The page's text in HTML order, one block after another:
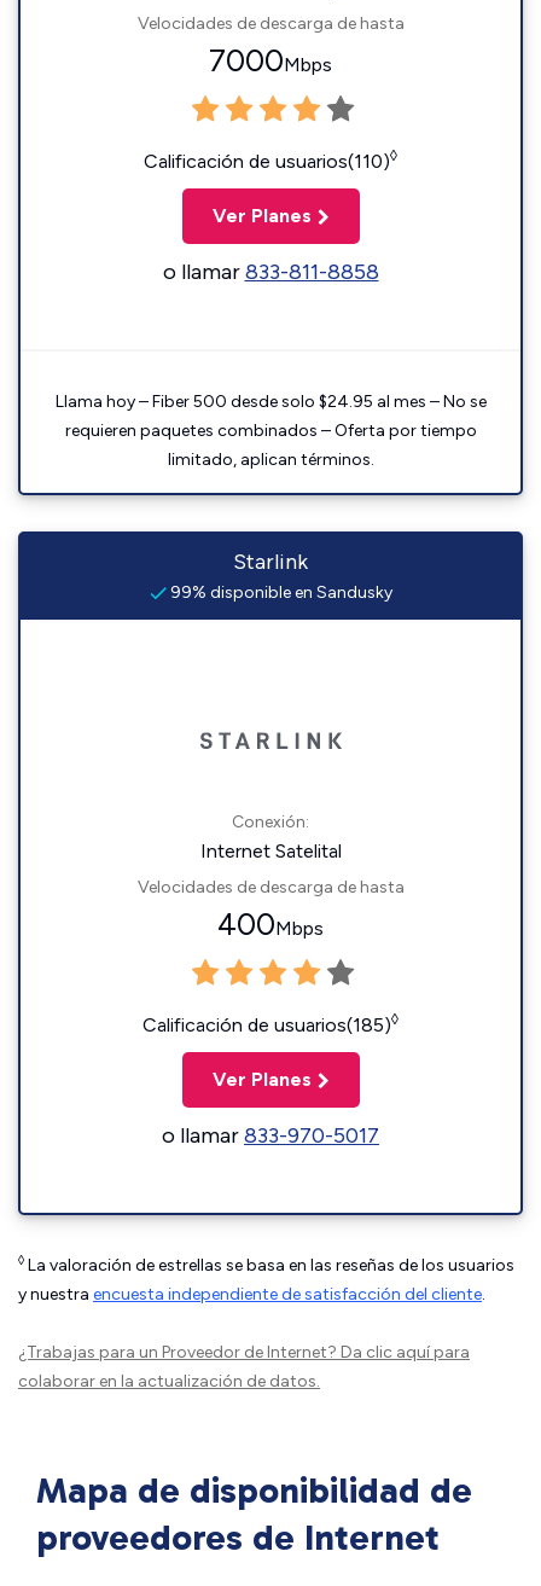
Velocidades de descarga de hasta
7000Mbps
Calificación de usuarios(110)◊
Ver Planes
o llamar833-811-8858
Llama hoy – Fiber 500 desde solo $24.95 al mes – No se
requieren paquetes combinados – Oferta por tiempo
limitado, aplican términos.
Starlink
99% disponible en Sandusky
Conexión:
Internet Satelital
Velocidades de descarga de hasta
400Mbps
Calificación de usuarios(185)◊
Ver Planes
o llamar833-970-5017
◊ La valoración de estrellas se basa en las reseñas de los usuarios
y nuestra encuesta independiente de satisfacción del cliente.
¿Trabajas para un Proveedor de Internet? Da clic aquípara
colaborar en la actualización de datos.
Mapa de disponibilidad de
proveedores de Internet